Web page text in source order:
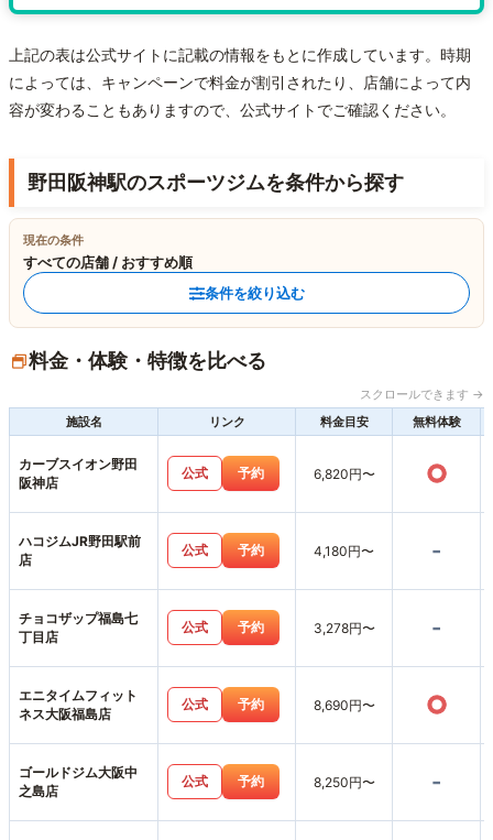
上記の表は公式サイトに記載の情報をもとに作成しています。時期
によっては、キャンペーンで料金が割引されたり、店舗によって内
容が変わることもありますので、公式サイトでご確認ください。
野田阪神駅のスポーツジムを条件から探す
現在の条件
すべての店舗 / おすすめ順
条件を絞り込む
料金・体験・特徴を比べる
スクロールできます →
施設名
リンク 料金目安 無料体験
カーブスイオン野田
阪神店
公式 予約 6,820円〜 ○
ハコジムJR野田駅前
店
公式 予約 4,180円〜 -
チョコザップ福島七
丁目店
公式 予約 3,278円〜 -
エニタイムフィット
ネス大阪福島店
公式 予約 8,690円〜 ○
ゴールドジム大阪中
之島店
公式 予約 8,250円〜 -